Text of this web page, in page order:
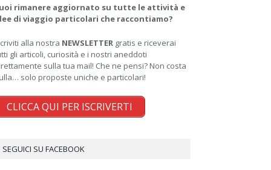
rimanere aggiornato su tutte le attività e
di viaggio particolari che raccontiamo?
alla nostra NEWSLETTER gratis e riceverai
gli articoli, curiosità e i nostri aneddoti
sulla tua mail! Che ne pensi? Non costa
solo proposte uniche e particolari!
CLICCA QUI PER ISCRIVERTI
SEGUICI SU FACEBOOK